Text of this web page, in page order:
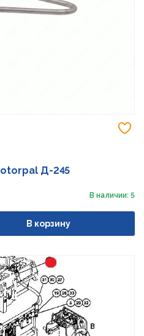
Д-245
В наличии: 5
В корзину